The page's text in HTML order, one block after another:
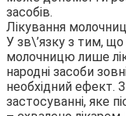
засобів.
Лікування
У зв\’язку з тим, що
молочницю лише
народні засоби
необхідний ефект.
застосуванні, яке